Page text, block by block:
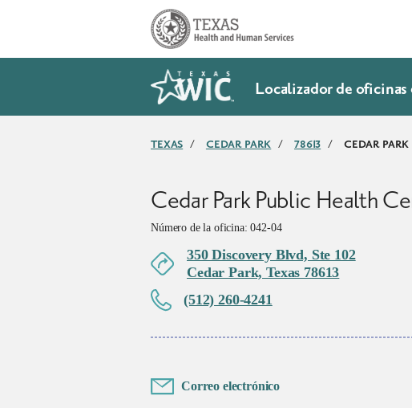
Localizador de oficinas
TEXAS / CEDAR PARK / 78613 / CEDAR
Cedar Park Public Health
Número de la oficina: 042-04
350 Discovery Blvd, Ste 102
Cedar Park, Texas 78613
(512) 260-4241
Correo electrónico